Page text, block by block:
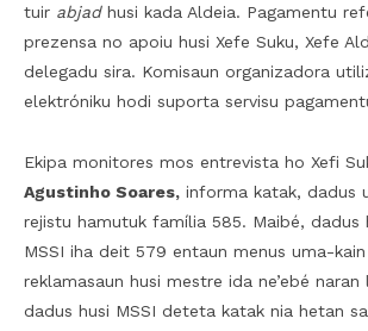
tuir abjadhusi kada Aldeia. Pagamentu
prezensa no apoiu husi Xefe Suku, Xefe
delegadu sira. Komisaun organizadora
elektróniku hodi suporta servisu
Ekipa monitores mos entrevista ho Xefi
Agustinho Soares, informa katak, dadus
rejistu hamutuk família 585. Maibé, dadus
MSSI iha deit 579 entaun menus uma-
reklamasaun husi mestre ida ne’ebé
dadus husi MSSI deteta katak nia hetan